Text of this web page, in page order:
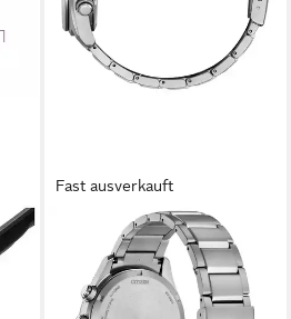
Fast ausverkauft
Chronograph CA4750-51L,
Armbanduhr, Solar,
Herrenuhr, analog, Big Date,